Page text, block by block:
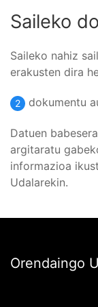
Saileko
Saileko nahiz
erakusten dira
2 dokumentu
Datuen
argitaratu
informazioa
Udalarekin.
Orendaingo